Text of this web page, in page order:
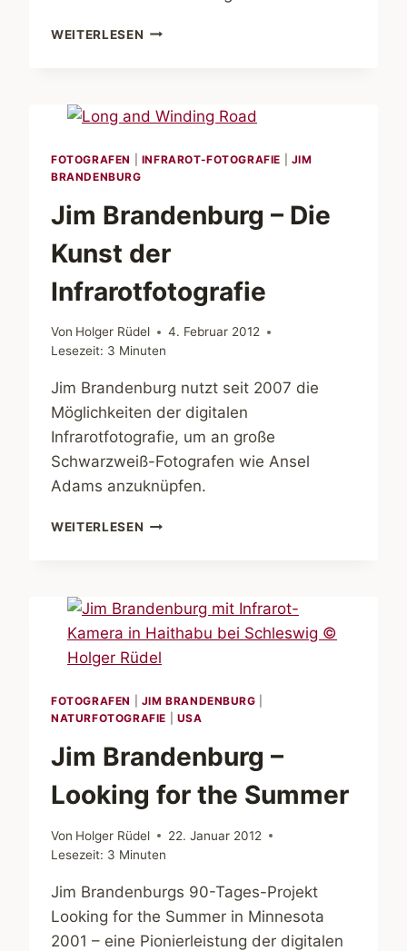
WEITERLESEN JIM
D800
FOTOGRAFEN INFRAROT-FOTOGRAFIE
JIM
BRANDENBURG
Jim Brandenburg – Die
Kunst der
Infrarotfotografie
Von Holger Rüdel
4. Februar 2012
Lesezeit: 3 Minuten
Jim Brandenburg nutzt seit 2007 die
Möglichkeiten der digitalen
Infrarotfotografie, um an große
Schwarzweiß-Fotografen wie Ansel
Adams anzuknüpfen.
WEITERLESEN JIM
KUNST
DER
INFRAROTFOTOGRAFIE
FOTOGRAFEN JIM BRANDENBURG
NATURFOTOGRAFIE
USA
Jim Brandenburg –
Looking for the Summer
Von Holger Rüdel
22. Januar 2012
Lesezeit: 3 Minuten
Jim Brandenburgs 90-Tages-Projekt
Looking for the Summer in Minnesota
2001 – eine Pionierleistung der digitalen